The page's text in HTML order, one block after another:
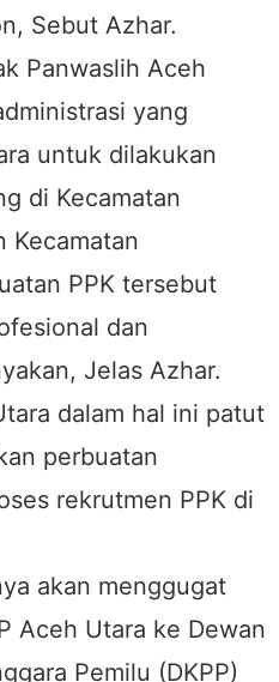
Sebut Azhar.
Panwaslih Aceh
yang
untuk dilakukan
di Kecamatan
Kecamatan
PPK tersebut
dan
Jelas Azhar.
dalam hal ini patut
perbuatan
rekrutmen PPK di
akan menggugat
Aceh Utara ke Dewan
Pemilu (DKPP)